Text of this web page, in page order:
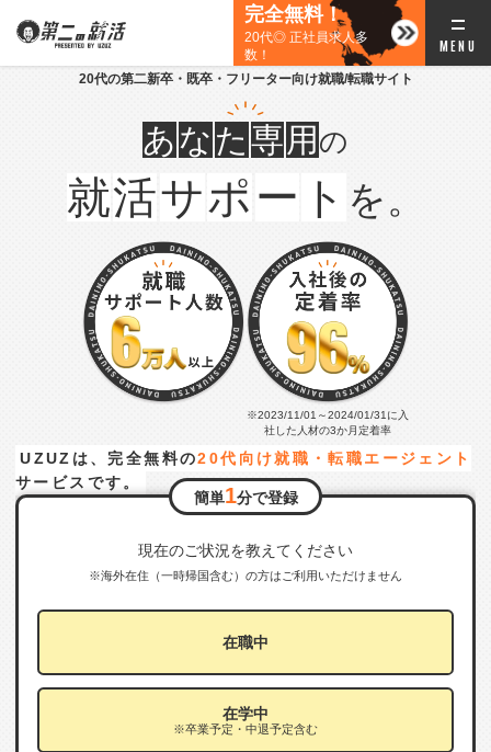
完全無料！
20代◎ 正社員求人多
数！
20代の第二新卒・既卒・フリーター向け就職/転職サイト
あな た 専用 の
就活サポ ー ト を。
※2023/11/01～2024/01/31に入
社した人材の3か月定着率
UZUZは、完全無料の20代向け就職・転職エージェント
サービスです。
簡単1分で登録
現在のご状況を教えてください
※海外在住（一時帰国含む）の方はご利用いただけません
在職中
在学中
※卒業予定・中退予定含む